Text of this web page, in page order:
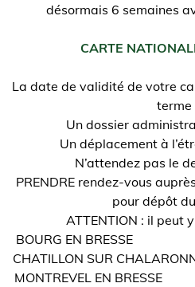
désormais 6 semaines
CARTE
La date de validité de votre
terme
Un dossier
Un déplacement à
N’attendez pas le
PRENDRE rendez-vous
pour dépôt
ATTENTION : il peut
BOURG EN BRESSE
CHATILLON SUR
MONTREVEL EN